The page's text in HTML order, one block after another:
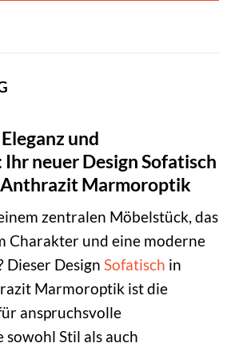
und
neuer Design Sofatisch
Anthrazit Marmoroptik
zentralen Möbelstück, das
Charakter und eine moderne
Design Sofatisch in
Marmoroptik ist die
anspruchsvolle
Stil als auch